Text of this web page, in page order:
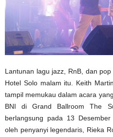
Lantunan lagu jazz, RnB, dan
Hotel Solo malam itu. Keith
tampil memukau dalam acara
BNI di Grand Ballroom The
berlangsung pada 13
oleh penyanyi legendaris, Rieka